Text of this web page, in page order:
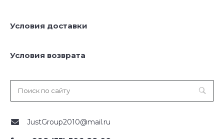
Условия доставки
Условия возврата
JustGroup2010@mail.ru